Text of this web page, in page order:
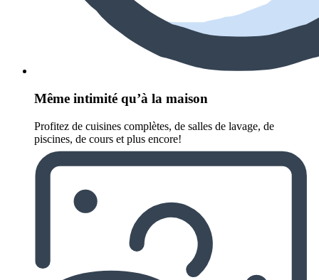
Même intimité qu’à la maison
Profitez de cuisines complètes, de salles de lavage, de
piscines, de cours et plus encore!